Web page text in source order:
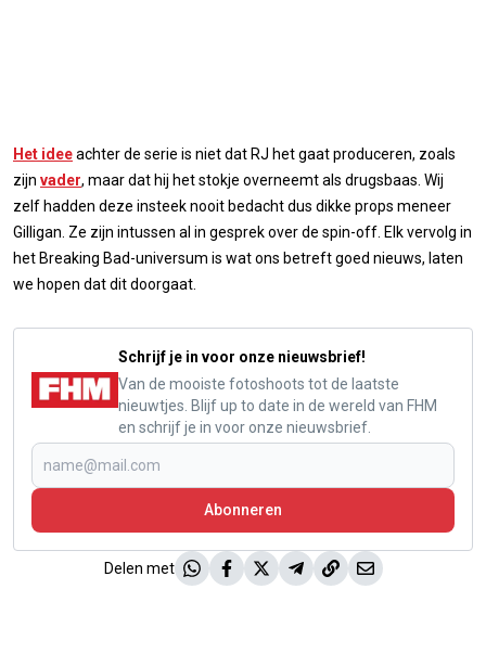
Het ideeachter de serie is niet dat RJ het gaat produceren, zoals
zijn vader, maar dat hij het stokje overneemt als drugsbaas. Wij
zelf hadden deze insteek nooit bedacht dus dikke props meneer
Gilligan. Ze zijn intussen al in gesprek over de spin-off. Elk vervolg in
het Breaking Bad-universum is wat ons betreft goed nieuws, laten
we hopen dat dit doorgaat.
Schrijf je in voor onze nieuwsbrief!
Van de mooiste fotoshoots tot de laatste
nieuwtjes. Blijf up to date in de wereld van FHM
en schrijf je in voor onze nieuwsbrief.
Abonneren
Delen met